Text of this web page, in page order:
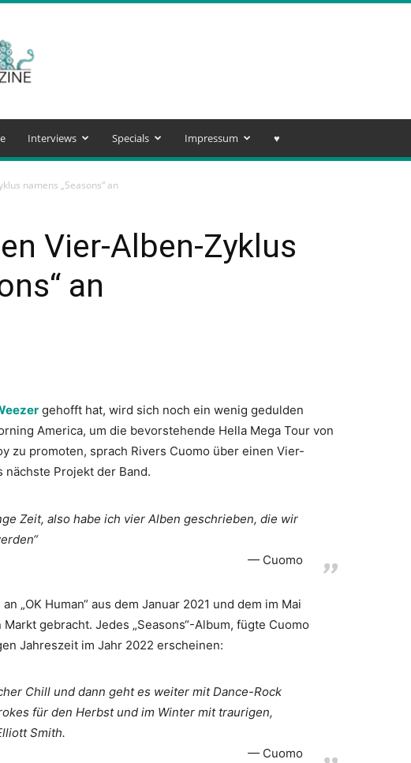
Interviews Specials Impressum ♥️
namens „Seasons“ an
Vier-Alben-Zyklus
an
gehofft hat, wird sich noch ein wenig gedulden
America, um die bevorstehende Hella Mega Tour von
zu promoten, sprach Rivers Cuomo über einen Vier-
nächste Projekt der Band.
Zeit, also habe ich vier Alben geschrieben, die wir
Cuomo
„OK Human“ aus dem Januar 2021 und dem im Mai
gebracht. Jedes „Seasons“-Album, fügte Cuomo
Jahreszeit im Jahr 2022 erscheinen:
Chill und dann geht es weiter mit Dance-Rock
für den Herbst und im Winter mit traurigen,
Smith.
Cuomo